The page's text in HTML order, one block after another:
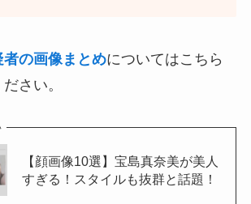
の画像まとめについてはこちら
さい。
【顔画像10選】宝島真奈美が美人
すぎる！スタイルも抜群と話題！